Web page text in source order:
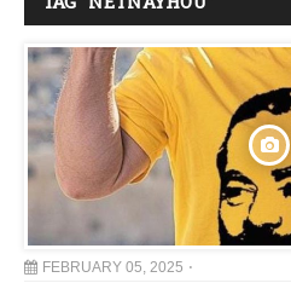
FEBRUARY 05, 2025